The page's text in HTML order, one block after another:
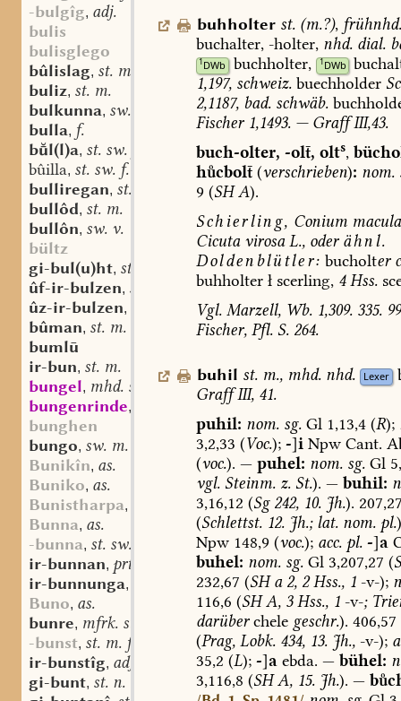
-bulgîg, adj.
bulis
bulisglego
bûlislag, st. m.
buliz, st. m.
bulkunna, sw. f.
bulla, f.
bl(l)a, st. sw. f.
bûilla, st. sw. f.
bulliregan, st. m.
bullôd, st. m.
bullôn, sw. v.
bültz
gi-bul(u)ht, st. f.
ûf-ir-bulzen, sw. v.
ûz-ir-bulzen,
bûman, st. m.
bumlū
ir-bun, st. m.
bungel, mhd. st. m.
bungenrinde,
bunghen
bungo, sw. m.
Bunikîn, as.
Buniko, as.
Bunistharpa,
Bunna, as.
-bunna, st. sw. f.
ir-bunnan, prt.-prs.
ir-bunnunga,
Buno, as.
bunre, mfrk. st. n.
-bunst, st. m. f.
ir-bunstîg, adj.
gi-bunt, st. n.
buhholter st. (m.?),
buchalter,-holter, nhd. dial.
1DWb buchholter, 1DWb
1,197, schweiz.buechholder
2,1187,bad.schwäb.
Fischer1,1493.—GraffIII,43.
buch-olter, -ol, olts,
hcbol (verschrieben): nom.
9 (SHA).
Schierling, Conium
Cicuta virosaL.,oder ähnl.
Doldenblütler: bucholter
buhholterłscerling, 4Hss.
Vgl.Marzell,Wb.1,309.335.
Fischer, Pfl.S.264.
buhil st. m., mhd. nhd. Lexer
GraffIII,41.
puhil: nom.sg.Gl1,13,4(R);
3,2,33 (Voc.); -]iNpwCant.
(voc.). — puhel: nom.sg.Gl
vgl.Steinm.z.St.). — buhil:
3,16,12 (Sg242,10.Jh.).
(Schlettst.12.Jh.;lat.nom.pl.
Npw148,9 (voc.); acc.pl. -]a
buhel: nom.sg.Gl3,207,27 (
232,67 (SHa2,2Hss.,1-v-);
116,6 (SHA, 3Hss.,1-v-;
darüberchele geschr.). 406,57
(Prag,Lobk.434, 13.Jh.,-v-);
35,2 (L); -]aebda. — bühel:
3,116,8 (SHA,15.Jh.). —